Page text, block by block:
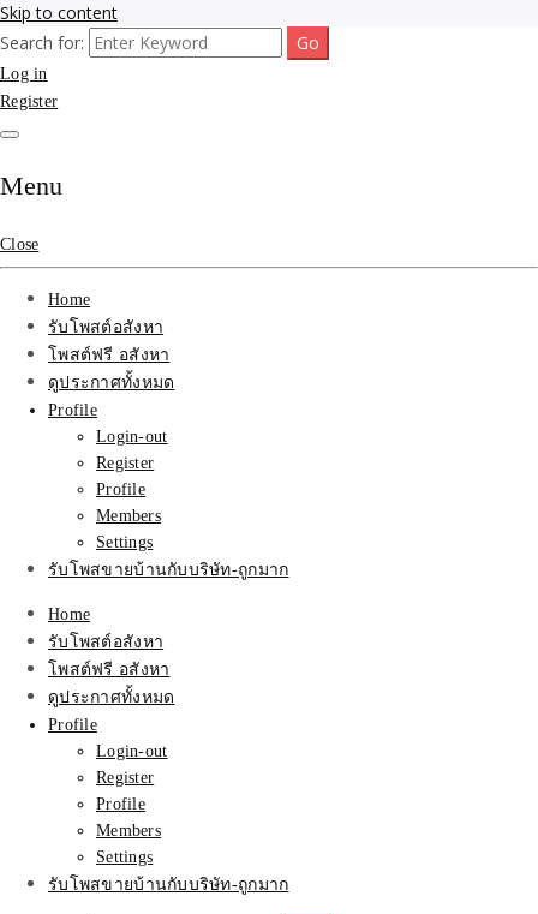
Skip to content
รับจ้างโพสขายบ้าน ที่ดิน
ติดAI SEO กับบริษัทใหญ่
รับจ้างทำโฆษณา สินค้า
บ้านที่ดิน ราคา ถูกและดี
ที่สุด บริการ โปรโมท
โฆษณารับโพสอสังหา ทีม
งาน บริํษัทใหญ่ เว็บขาย
บ้าน คุณภาพอันดับ1
SEOขายบ้าน
รับจ้างโพสขายบ้าน ที่ดิน ไม่มีค่านายหน้า กับบริษัท SEO-AI เน้นติดหน้า
แรก บริการโพสต์ โปรโมท รับจ้างทำโฆษณา ราคาถูก เว็บขายบ้าน รับโพ
สอสังหา ติดหน้าแรกกูเกิ้ล ทีมงาน บริํษัทใหญ่ รับประกันผลงาน ที่เดียวใน
Search for:
Log in
Register
Menu
Close
Home
รับโพสต์อสังหา
โพสต์ฟรี อสังหา
ดูประกาศทั้งหมด
Profile
Login-out
Register
Profile
Members
Settings
รับโพสขายบ้านกับบริษัท-ถูกมาก
Home
รับโพสต์อสังหา
โพสต์ฟรี อสังหา
ดูประกาศทั้งหมด
Profile
Login-out
Register
Profile
Members
Settings
รับโพสขายบ้านกับบริษัท-ถูกมาก